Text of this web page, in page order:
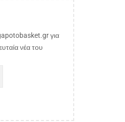
για
νέα του